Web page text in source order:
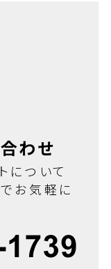
わせ
について
お気軽に